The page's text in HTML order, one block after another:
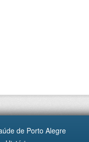
de Porto Alegre